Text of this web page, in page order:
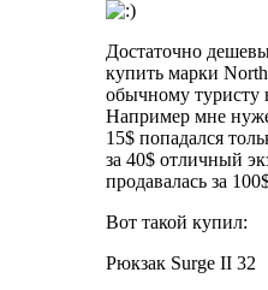
Достаточно
купить марки
обычному туристу
Например мне
15$ попадался
за 40$ отличный
продавалась за
Вот такой купил:
Рюкзак Surge II 32